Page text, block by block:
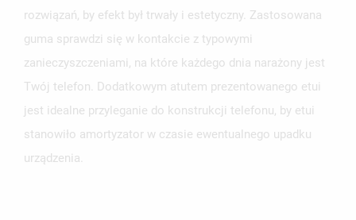
rozwiązań, by efekt był trwały i estetyczny. Zastosowana
guma sprawdzi się w kontakcie z typowymi
zanieczyszczeniami, na które każdego dnia narażony jest
Twój telefon. Dodatkowym atutem prezentowanego etui
jest idealne przyleganie do konstrukcji telefonu, by etui
stanowiło amortyzator w czasie ewentualnego upadku
urządzenia.